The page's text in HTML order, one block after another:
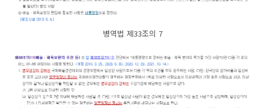
병역법 제33조의 7